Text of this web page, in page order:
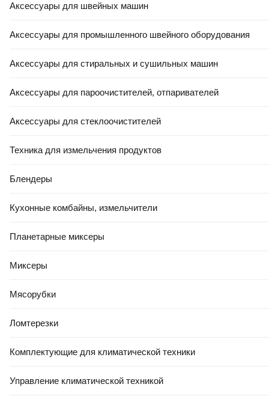
Аксессуары для швейных машин
Аксессуары для промышленного швейного оборудования
Аксессуары для стиральных и сушильных машин
Аксессуары для пароочистителей, отпаривателей
Аксессуары для стеклоочистителей
Техника для измельчения продуктов
Блендеры
Кухонные комбайны, измельчители
Планетарные миксеры
Миксеры
Мясорубки
Ломтерезки
Комплектующие для климатической техники
Управление климатической техникой